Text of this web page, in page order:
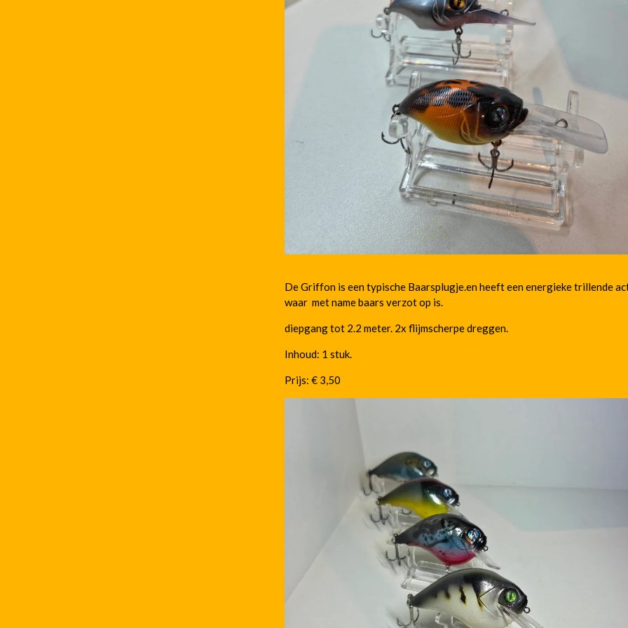
De Griffon is een typische Baarsplugje.en heeft een energieke trillende
waar met name baars verzot op is.
diepgang tot 2.2 meter. 2x flijmscherpe dreggen.
Inhoud: 1 stuk.
Prijs: € 3,50